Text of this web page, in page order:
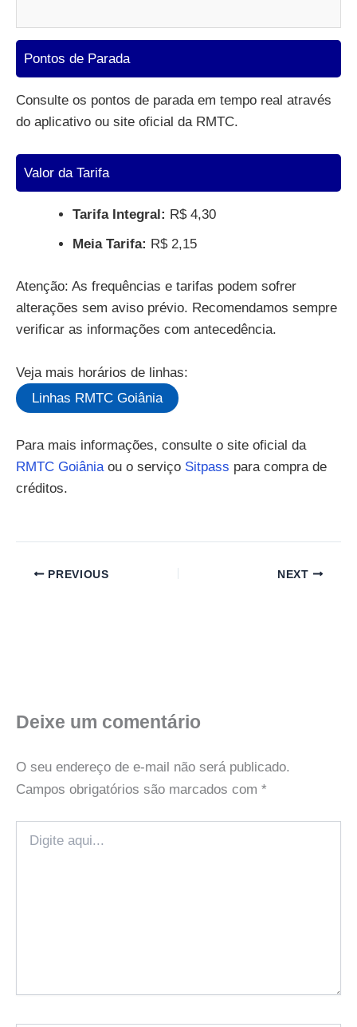
Pontos de Parada
Consulte os pontos de parada em tempo real através
do aplicativo ou site oficial da RMTC.
Valor da Tarifa
Tarifa Integral: R$ 4,30
Meia Tarifa: R$ 2,15
Atenção: As frequências e tarifas podem sofrer
alterações sem aviso prévio. Recomendamos sempre
verificar as informações com antecedência.
Veja mais horários de linhas:
Linhas RMTC Goiânia
Para mais informações, consulte o site oficial da
RMTC Goiâniaou o serviço Sitpass para compra de
créditos.
PREVIOUS NEXT
Deixe um comentário
O seu endereço de e-mail não será publicado.
Campos obrigatórios são marcados com *
aqui...